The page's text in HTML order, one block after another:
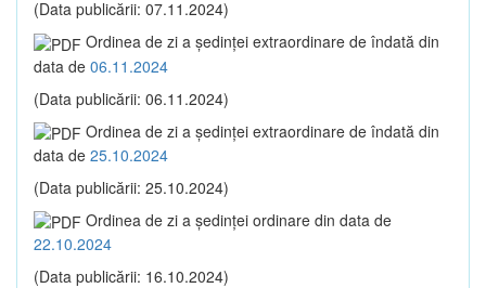
(Data publicării: 07.11.2024)
Ordinea de zi a şedinţei extraordinare de îndată din
data de 06.11.2024
(Data publicării: 06.11.2024)
Ordinea de zi a şedinţei extraordinare de îndată din
data de 25.10.2024
(Data publicării: 25.10.2024)
Ordinea de zi a şedinţei ordinare din data de
22.10.2024
(Data publicării: 16.10.2024)